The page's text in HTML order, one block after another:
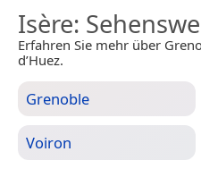
Isère:
Erfahren Sie mehr über
d’Huez.
Grenoble
Voiron